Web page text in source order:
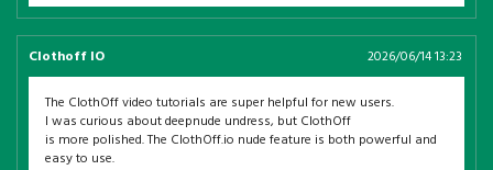
Clothoff IO 2026/06/14 13:23
The ClothOff video tutorials are super helpful for new users.
I was curious about deepnude undress, but ClothOff
is more polished. The ClothOff.io nude feature is both powerful and
easy to use.